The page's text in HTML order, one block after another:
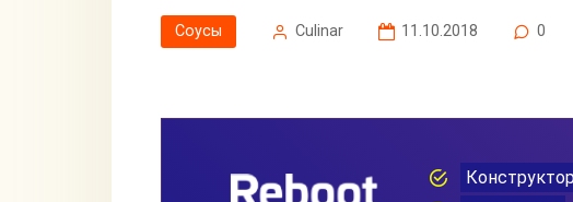
Соусы Сulinar 11.10.2018 0